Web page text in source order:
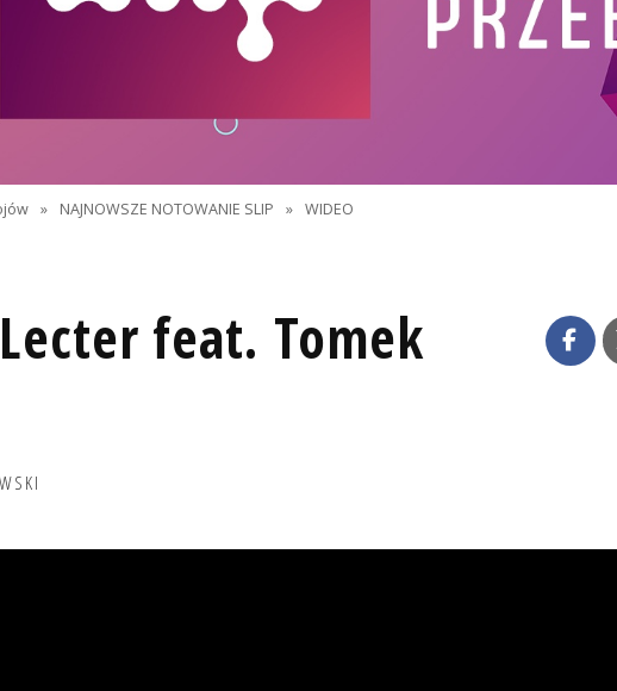
» NAJNOWSZE NOTOWANIE SLIP » WIDEO
feat. Tomek